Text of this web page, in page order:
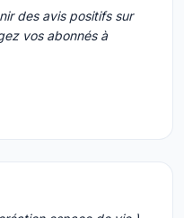
des avis positifs sur
vos abonnés à